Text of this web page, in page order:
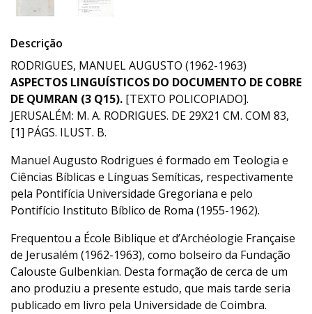
Descrição
RODRIGUES, MANUEL AUGUSTO (1962-1963)
ASPECTOS LINGUÍSTICOS DO DOCUMENTO DE COBRE
DE QUMRAN (3 Q15). [TEXTO POLICOPIADO].
JERUSALÉM: M. A. RODRIGUES. DE 29X21 CM. COM 83,
[1] PÁGS. ILUST. B.
Manuel Augusto Rodrigues é formado em Teologia e
Ciências Bíblicas e Línguas Semíticas, respectivamente
pela Pontifícia Universidade Gregoriana e pelo
Pontifício Instituto Bíblico de Roma (1955-1962).
Frequentou a École Biblique et d’Archéologie Française
de Jerusalém (1962-1963), como bolseiro da Fundação
Calouste Gulbenkian. Desta formação de cerca de um
ano produziu a presente estudo, que mais tarde seria
publicado em livro pela Universidade de Coimbra.